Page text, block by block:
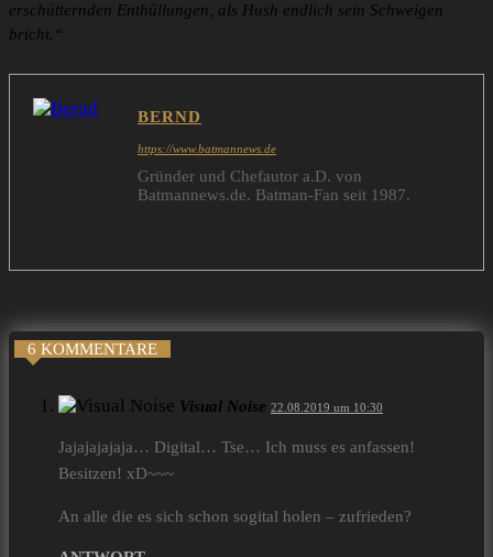
erschütternden Enthüllungen, als Hush endlich sein Schweigen
bricht.“
BERND
https://www.batmannews.de
Gründer und Chefautor a.D. von
Batmannews.de. Batman-Fan seit 1987.
6 KOMMENTARE
Visual Noise 22.08.2019 um 10:30
Jajajajajaja… Digital… Tse… Ich muss es anfassen!
Besitzen! xD~~~
An alle die es sich schon sogital holen – zufrieden?